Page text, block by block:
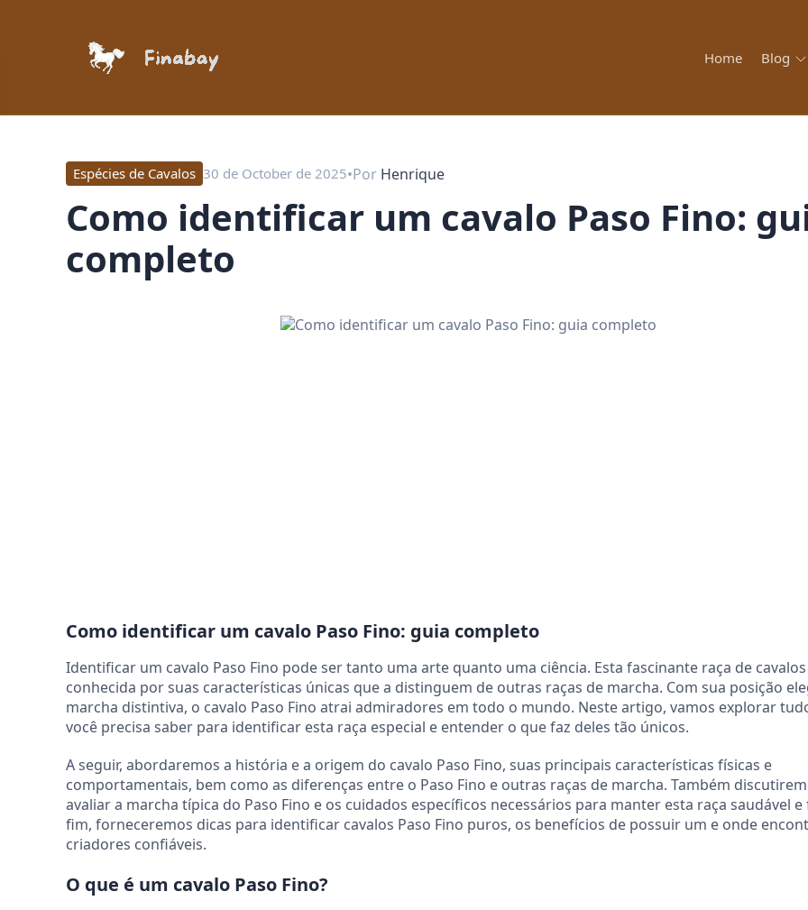
Home Blog
Espécies de Cavalos 30 de October de 2025•Por Henrique
Como identificar um cavalo Paso Fino: guia
completo
Como identificar um cavalo Paso Fino: guia completo
Identificar um cavalo Paso Fino pode ser tanto uma arte quanto uma ciência. Esta fascinante raça de
conhecida por suas características únicas que a distinguem de outras raças de marcha. Com sua posição
marcha distintiva, o cavalo Paso Fino atrai admiradores em todo o mundo. Neste artigo, vamos explorar
você precisa saber para identificar esta raça especial e entender o que faz deles tão únicos.
A seguir, abordaremos a história e a origem do cavalo Paso Fino, suas principais características físicas e
comportamentais, bem como as diferenças entre o Paso Fino e outras raças de marcha. Também
avaliar a marcha típica do Paso Fino e os cuidados específicos necessários para manter esta raça saudável e
fim, forneceremos dicas para identificar cavalos Paso Fino puros, os benefícios de possuir um e onde
criadores confiáveis.
O que é um cavalo Paso Fino?